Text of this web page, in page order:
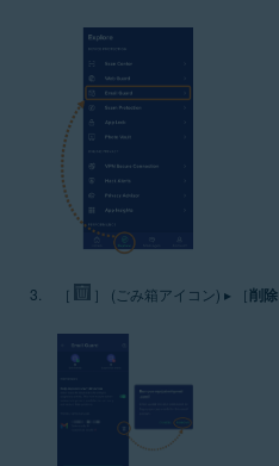
［ ］ (ごみ箱アイコン) ▸ ［削除